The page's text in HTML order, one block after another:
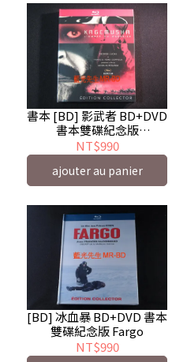
書本 [BD] 影武者 BD+DVD
書本雙碟紀念版
Kagemusha : The
Shadow Warrior
NT$990
ajouter au panier
[BD] 冰血暴 BD+DVD 書本
雙碟紀念版 Fargo
NT$990